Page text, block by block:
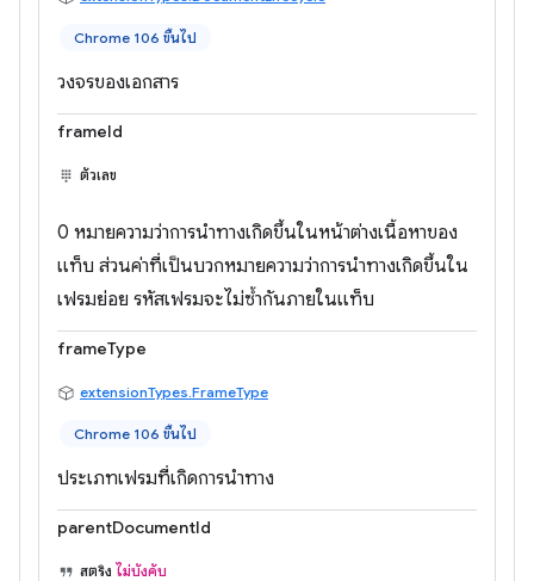
Chrome 106 ขึ้นไป
วงจรของเอกสาร
frameId
ตัวเลข
0 หมายความว่าการนำทางเกิดขึ้นในหน้าต่างเนื้อหาของ
แท็บ ส่วนค่าที่เป็นบวกหมายความว่าการนำทางเกิดขึ้นใน
เฟรมย่อย รหัสเฟรมจะไม่ซ้ำกันภายในแท็บ
frameType
extensionTypes.FrameType
Chrome 106 ขึ้นไป
ประเภทเฟรมที่เกิดการนำทาง
parentDocumentId
สตริง ไม่บังคับ